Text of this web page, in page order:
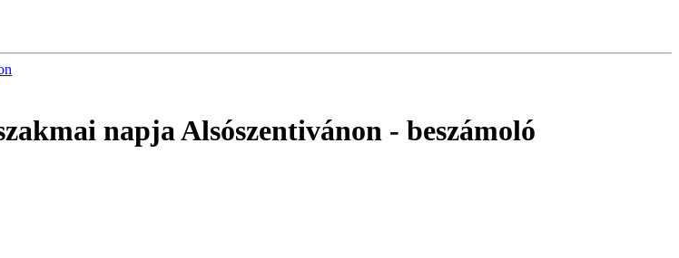
napja Alsószentivánon - beszámoló